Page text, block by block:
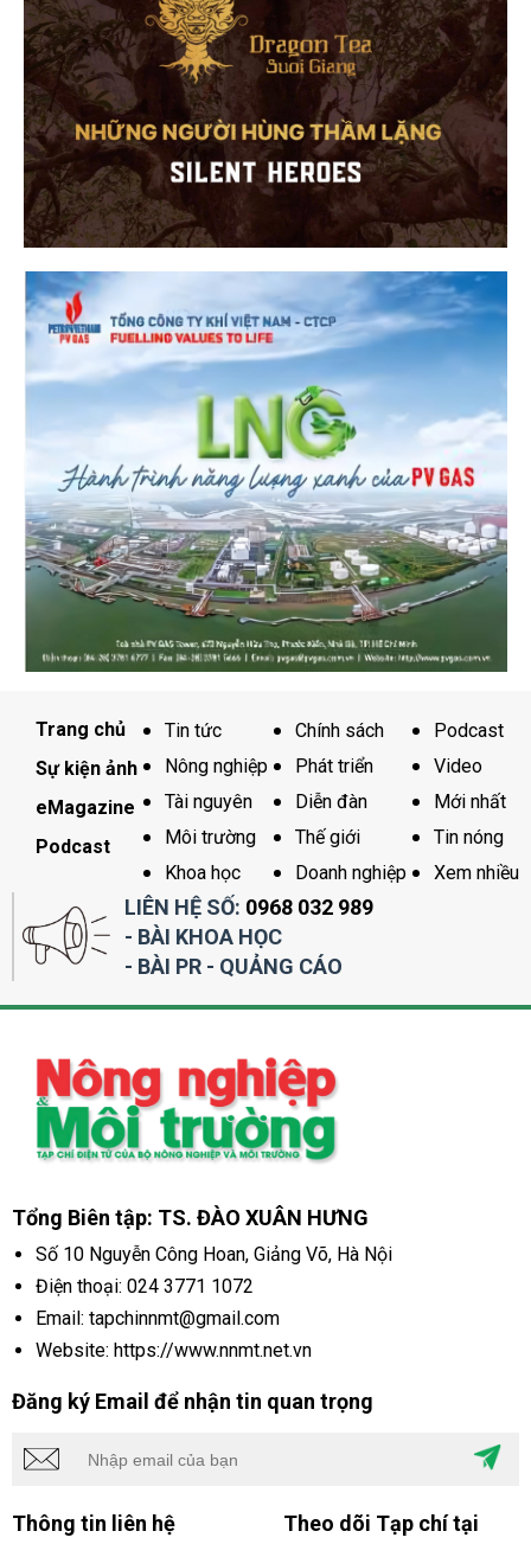
Trang chủ
Sự kiện ảnh
eMagazine
Podcast
Tin tức
Nông nghiệp
Tài nguyên
Môi trường
Khoa học
Chính sách
Phát triển
Diễn đàn
Thế giới
Doanh nghiệp
Podcast
Video
Mới nhất
Tin nóng
Xem nhiều
LIÊN HỆ SỐ: 0968 032 989
- BÀI KHOA HỌC
- BÀI PR - QUẢNG CÁO
Tổng Biên tập: TS. ĐÀO XUÂN HƯNG
Số 10 Nguyễn Công Hoan, Giảng Võ, Hà Nội
Điện thoại: 024 3771 1072
Email: tapchinnmt@gmail.com
Website: https://www.nnmt.net.vn
Đăng ký Email để nhận tin quan trọng
Thông tin liên hệ Theo dõi Tạp chí tại